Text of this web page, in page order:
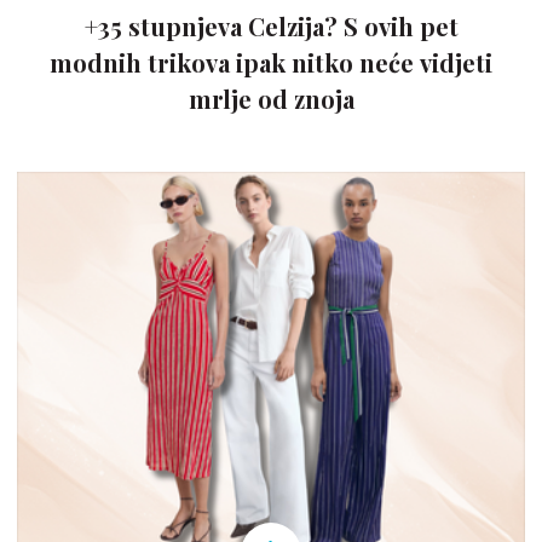
+35 stupnjeva Celzija? S ovih pet
modnih trikova ipak nitko neće vidjeti
mrlje od znoja